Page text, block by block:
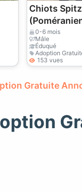
Chiots
donner
0-6 mois
Mâle
Éduqué
Adoption
153 vues
Gratuite